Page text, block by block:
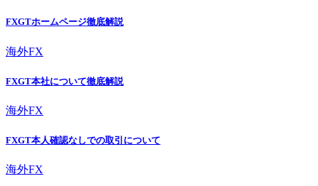
FXGTホームページ徹底解説
海外FX
FXGT本社について徹底解説
海外FX
FXGT本人確認なしでの取引について
海外FX